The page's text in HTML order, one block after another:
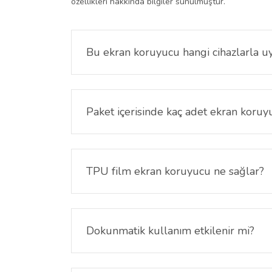
Bu ekran koruyucu hangi cihazlarla
Xee-Kids uyumlu cihaz modelleri için özel
Paket içerisinde kaç adet ekran
Paket içerisinde 2 adet TPU şeffaf film ekran
TPU film ekran koruyucu ne sağlar?
Esnek yapısı sayesinde ekran yüzeyine uyum
Dokunmatik kullanım etkilenir mi?
Hayır. Dokunmatik hassasiyet korunur ve ekran